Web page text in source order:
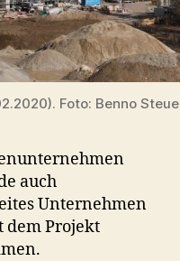
Foto: Benno
auch
Unternehmen
dem Projekt